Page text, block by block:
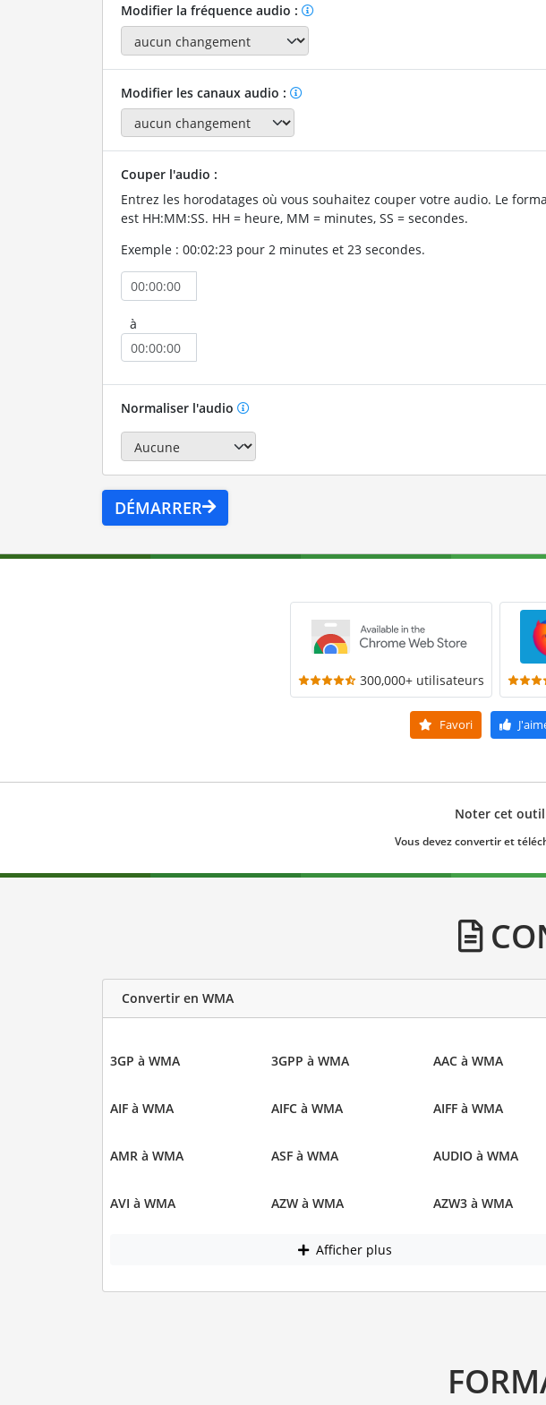
Modifier la fréquence audio :
Modifier les canaux audio :
Couper l'audio :
Entrez les horodatages où vous souhaitez couper votre audio. Le
est HH:MM:SS. HH = heure, MM = minutes, SS = secondes.
Exemple : 00:02:23 pour 2 minutes et 23 secondes.
à
Normaliser l'audio
DÉMARRER
300,000+ utilisateurs
Favori
Noter cet outil
Vous devez convertir et
Convertir en WMA
3GP à WMA 3GPP à WMA AAC à WMA
AIF à WMA AIFC à WMA AIFF à WMA
AMR à WMA ASF à WMA AUDIO à WMA
AVI à WMA AZW à WMA AZW3 à WMA
Afficher plus